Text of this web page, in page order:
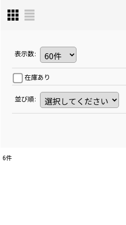
表示数:
在庫あり
並び順:
6件